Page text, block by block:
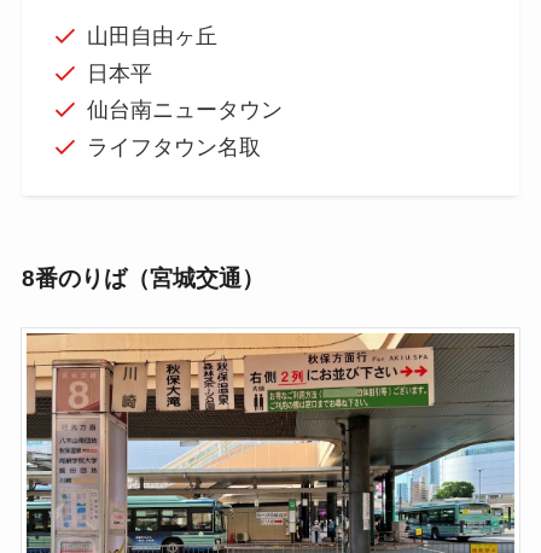
山田自由ヶ丘
日本平
仙台南ニュータウン
ライフタウン名取
8番のりば（宮城交通）